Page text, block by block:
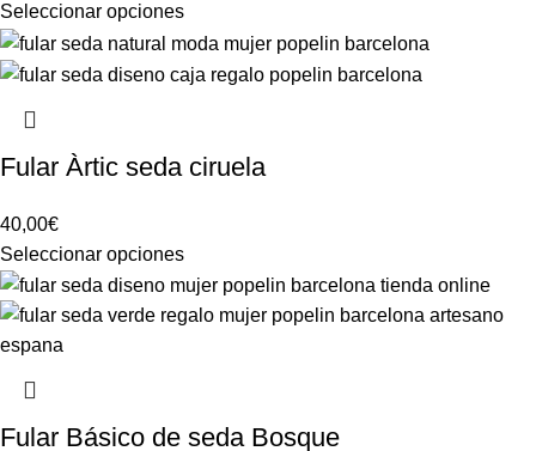
Seleccionar opciones
Fular Àrtic seda ciruela
40,00€
Seleccionar opciones
Fular Básico de seda Bosque